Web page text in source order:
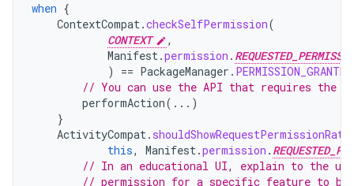
when {
ContextCompat.checkSelfPermission(
CONTEXT
,
Manifest.permission .
)
== PackageManager . PERMISSION_GRANTED
// You can use the API that requires the
performAction(...)
}
ActivityCompat.
this, Manifest.permission .
// In an educational UI, explain to the
// permission for a specific feature to